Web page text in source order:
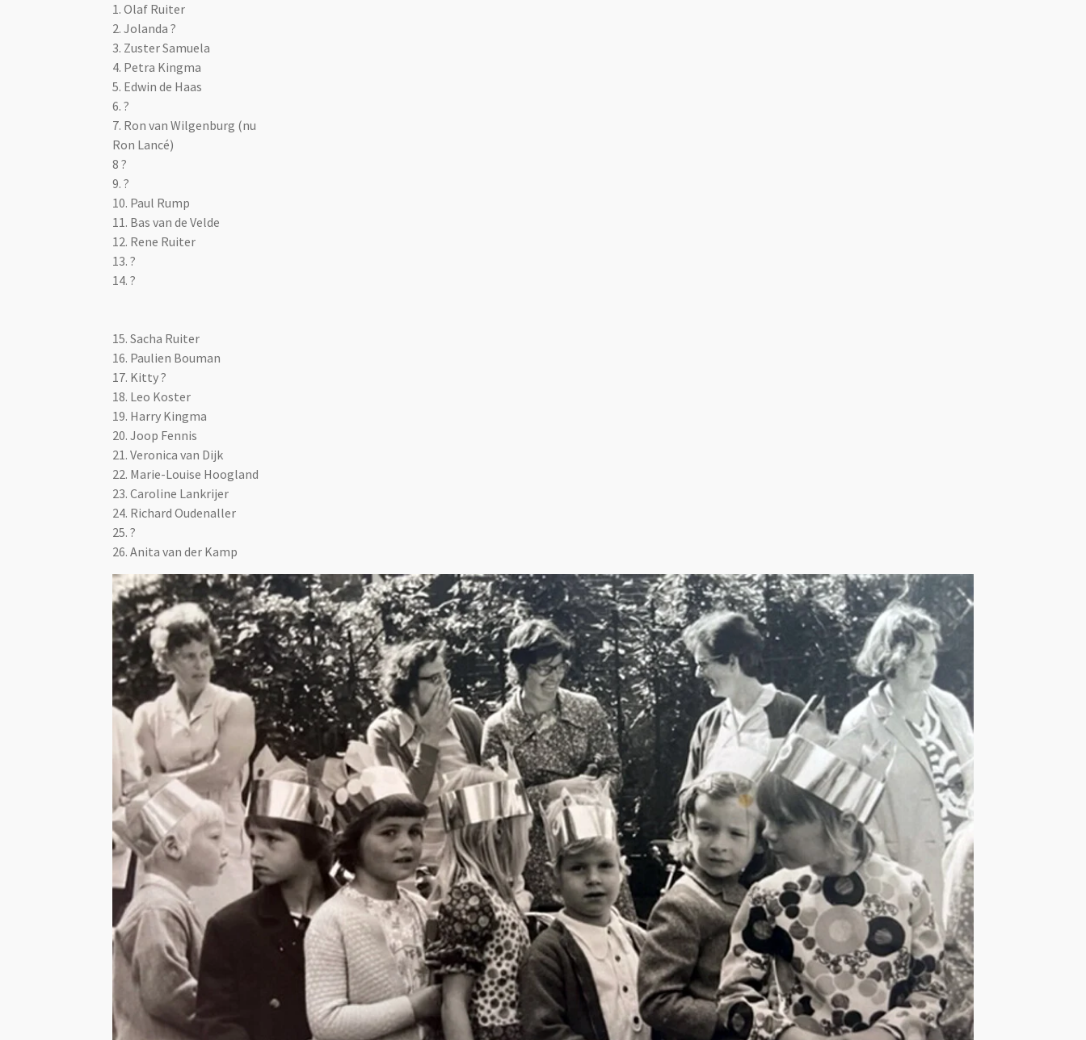
1. Olaf Ruiter
2. Jolanda ?
3. Zuster Samuela
4. Petra Kingma
5. Edwin de Haas
6. ?
7. Ron van Wilgenburg (nu
Ron Lancé)
8 ?
9. ?
10. Paul Rump
11. Bas van de Velde
12. Rene Ruiter
13. ?
14. ?
15. Sacha Ruiter
16. Paulien Bouman
17. Kitty ?
18. Leo Koster
19. Harry Kingma
20. Joop Fennis
21. Veronica van Dijk
22. Marie-Louise Hoogland
23. Caroline Lankrijer
24. Richard Oudenaller
25. ?
26. Anita van der Kamp